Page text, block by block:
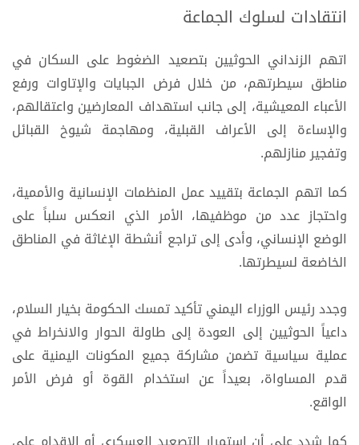
انتقادات لسلوك الجماعة
اتهم الزنداني الحوثيين بتصعيد الضغوط على السكان في
مناطق سيطرتهم، من خلال فرض الجبايات والإتاوات ورفع
الأعباء المعيشية، إلى جانب استهداف المعارضين واعتقالهم،
والإساءة إلى الأعراف القبلية، ومهاجمة شيوخ القبائل
وتفجير منازلهم.
كما اتهم الجماعة بتقييد عمل المنظمات الإنسانية والأممية،
واحتجاز عدد من موظفيها، الأمر الذي انعكس سلباً على
الوضع الإنساني، وأدى إلى تراجع أنشطة الإغاثة في المناطق
الخاضعة لسيطرتها.
وجدد رئيس الوزراء اليمني تأكيد تمسك الحكومة بخيار السلام،
داعياً الحوثيين إلى العودة إلى طاولة الحوار والانخراط في
عملية سياسية تضمن مشاركة جميع المكونات اليمنية على
قدم المساواة، بعيداً عن استخدام القوة أو فرض الأمر
الواقع.